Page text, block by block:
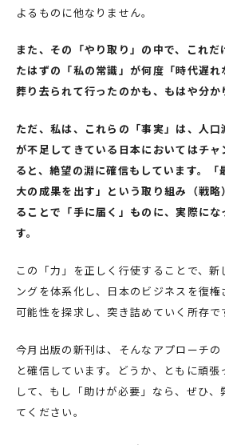
よるものに他なりません。
また、その「やり取り」の中で、これ
たはずの「私の常識」が何度「時代遅
葬り去られて行ったのかも、もはや分か
ただ、私は、これらの「事実」は、人口
が不足してきている日本においてはチャ
ると、絶望の淵に確信もしています。「
大の成果を出す」という取り組み（戦
ることで「手に届く」ものに、実際にな
す。
この「力」を正しく行使することで、新
ングを体系化し、日本のビジネスを復
可能性を探求し、突き詰めていく所存で
今月出版の新刊は、そんなアプローチの
と確信しています。どうか、ともに頑張
して、もし「助けが必要」なら、ぜひ
てください。